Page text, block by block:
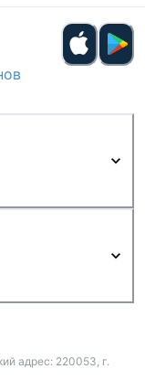
адрес: 220053, г.